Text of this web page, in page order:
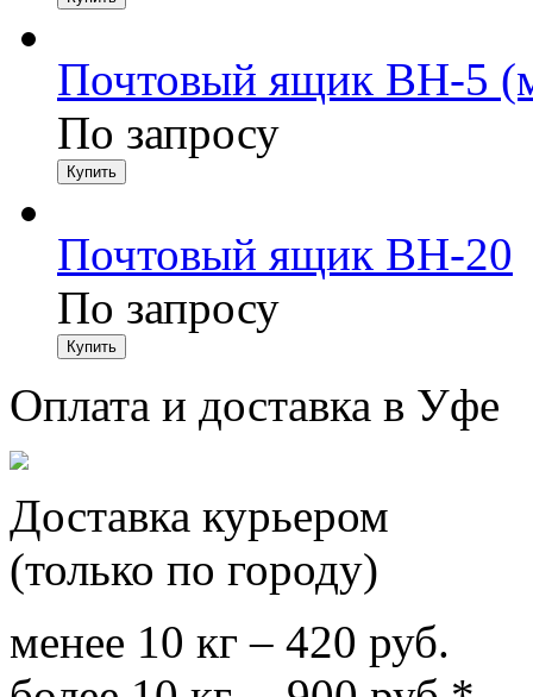
Почтовый ящик ВН-5
По запросу
Почтовый ящик ВН-20
По запросу
Оплата и доставка в Уфе
Доставка курьером
(только по городу)
менее 10 кг – 420 руб.